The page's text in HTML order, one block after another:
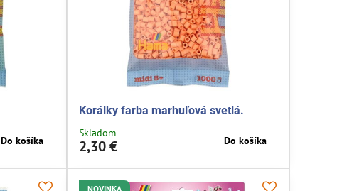
Do košíka
Korálky farba marhuľová svetlá.
Skladom
2,30 € Do košíka
NOVINKA